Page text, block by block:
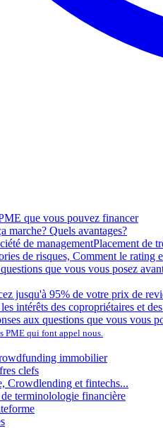
que vous pouvez financer
marche? Quels avantages?
de managementPlacement de
de risques, Comment le rating
que vous vous posez
jusqu'à 95% de votre prix de
intérêts des copropriétaires et
aux questions que vous vous
PME qui font appel nous.
immobilier
clefs
Crowdlending et fintechs...
terminolologie financière